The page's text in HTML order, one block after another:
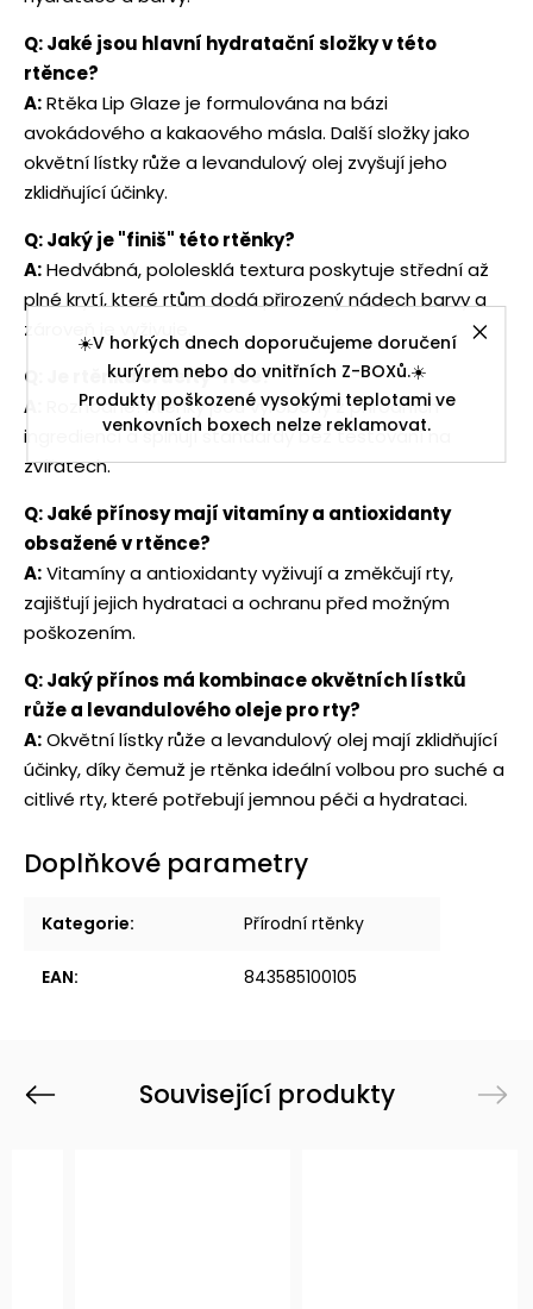
☀️V horkých dnech doporučujeme doručení
kurýrem nebo do vnitřních Z-BOXů.☀️
Produkty poškozené vysokými teplotami ve
venkovních boxech nelze reklamovat.
Q: Jaké jsou hlavní hydratační složky v této
rtěnce?
A:Rtěka Lip Glaze je formulována na bázi
avokádového a kakaového másla. Další složky jako
okvětní lístky růže a levandulový olej zvyšují jeho
zklidňující účinky.
Q: Jaký je "finiš" této rtěnky?
A:Hedvábná, pololesklá textura poskytuje střední až
plné krytí, které rtům dodá přirozený nádech barvy a
zároveň je vyživuje.
Q: Je rtěnka cruelty-free?
A:
Rozhodně! Rtěnky jsou vyrobeny z přírodních
ingrediencí a splňují standardy bez testování na
zvířatech.
Q: Jaké přínosy mají vitamíny a antioxidanty
obsažené v rtěnce?
A:Vitamíny a antioxidanty vyživují a změkčují rty,
zajišťují jejich hydrataci a ochranu před možným
poškozením.
Q: Jaký přínos má kombinace okvětních lístků
růže a levandulového oleje pro rty?
A:Okvětní lístky růže a levandulový olej mají zklidňující
účinky, díky čemuž je rtěnka ideální volbou pro suché a
citlivé rty, které potřebují jemnou péči a hydrataci.
Doplňkové parametry
Kategorie: Přírodní rtěnky
EAN: 843585100105
Související produkty
Previous Next